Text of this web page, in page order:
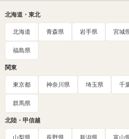
北海道・東北
北海道 青森県 岩手県 宮城
福島県
関東
東京都 神奈川県 埼玉県 千
群馬県
北陸・甲信越
山梨県 長野県 新潟県 富山